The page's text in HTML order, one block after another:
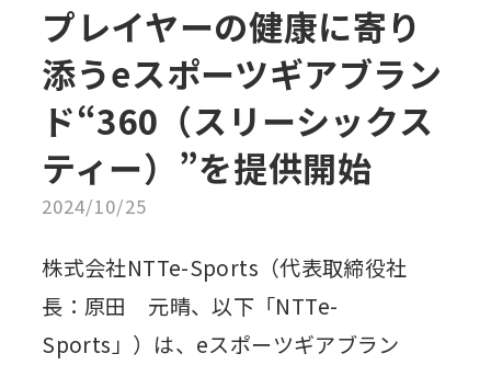
プレイヤーの健康に寄り
添うeスポーツギアブラン
ド“360（スリーシックス
ティー）”を提供開始
2024/10/25
株式会社NTTe-Sports（代表取締役社
長：原田 元晴、以下「NTTe-
Sports」）は、eスポーツギアブラン